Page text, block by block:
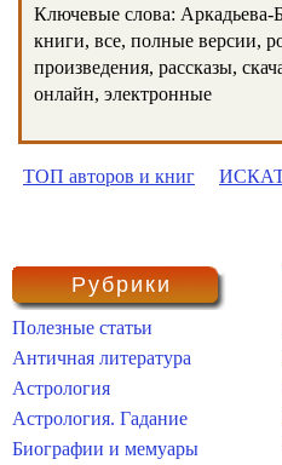
Ключевые слова:
книги, все, полные версии,
произведения, рассказы,
онлайн, электронные
ТОП авторов и книг
Рубрики
Полезные статьи
Античная литература
Астрология
Астрология. Гадание
Биографии и мемуары